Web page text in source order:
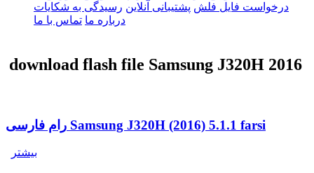
درخواست فایل فلش پشتیبانی آنلاین رسیدگی به شکایات
درباره ما تماس با ما
download flash file Samsung J320H 2016
رام فارسی Samsung J320H (2016) 5.1.1 farsi
بیشتر